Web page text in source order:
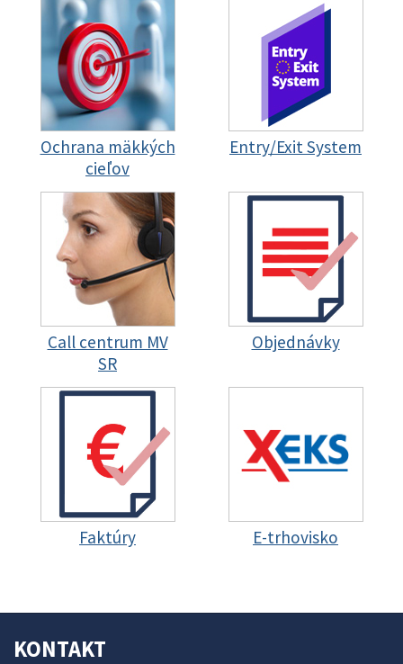
Ochrana mäkkých
cieľov
Entry/Exit System
Call centrum MV
SR
Objednávky
Faktúry E-trhovisko
KONTAKT